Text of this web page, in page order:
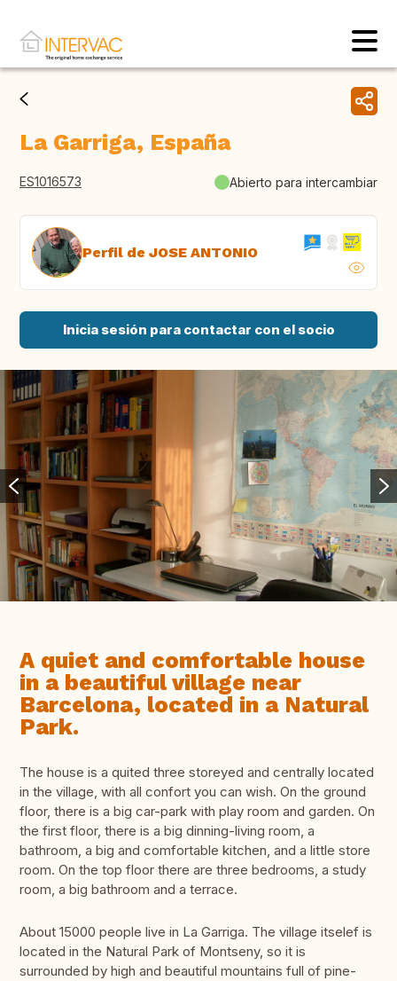
La Garriga, España
ES1016573 Abierto para intercambiar
Perfil de JOSE ANTONIO
Inicia sesión para contactar con el socio
A quiet and comfortable house
in a beautiful village near
Barcelona, located in a Natural
Park.
The house is a quited three storeyed and centrally located
in the village, with all confort you can wish. On the ground
floor, there is a big car-park with play room and garden. On
the first floor, there is a big dinning-living room, a
bathroom, a big and comfortable kitchen, and a little store
room. On the top floor there are three bedrooms, a study
room, a big bathroom and a terrace.
About 15000 people live in La Garriga. The village itselef is
located in the Natural Park of Montseny, so it is
surrounded by high and beautiful mountains full of pine-